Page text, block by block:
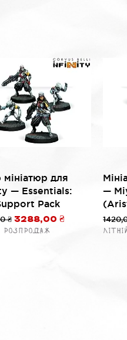
просмотр
мініатюр для
— Essentials:
Pack
цена
₴ Цена со скидкой
3288,00 ₴
розпродаж
—